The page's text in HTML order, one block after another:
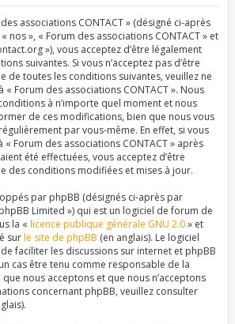
associations CONTACT » (désigné ci-après
nos », « Forum des associations CONTACT » et
»), vous acceptez d’être légalement
suivantes. Si vous n’acceptez pas d’être
de toutes les conditions suivantes, veuillez ne
« Forum des associations CONTACT ». Nous
à n’importe quel moment et nous
de ces modifications, bien que nous vous
par vous-même. En effet, si vous
Forum des associations CONTACT » après
été effectuées, vous acceptez d’être
des conditions modifiées et mises à jour.
par phpBB (désignés ci-après par
Limited ») qui est un logiciel de forum de
la « licence publique générale GNU 2.0» et
surle site de phpBB (en anglais). Le logiciel
faciliter les discussions sur internet et phpBB
cas être tenu comme responsable de la
nous acceptons et que nous n’acceptons
concernant phpBB, veuillez consulter